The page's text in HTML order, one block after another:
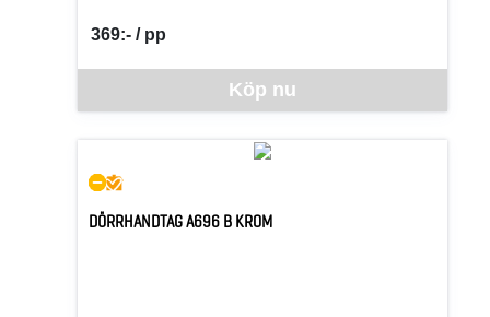
Denna vara går inte att beställa via webben just nu,
Köp nu
369:- / pp
SEK per PP
DÖRRHANDTAG A696 B KROM